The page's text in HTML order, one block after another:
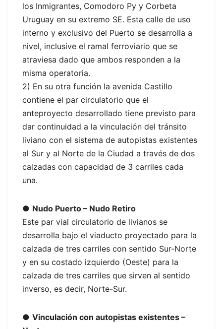
los Inmigrantes, Comodoro Py y Corbeta
Uruguay en su extremo SE. Esta calle de uso
interno y exclusivo del Puerto se desarrolla a
nivel, inclusive el ramal ferroviario que se
atraviesa dado que ambos responden a la
misma operatoria.
2) En su otra función la avenida Castillo
contiene el par circulatorio que el
anteproyecto desarrollado tiene previsto para
dar continuidad a la vinculación del tránsito
liviano con el sistema de autopistas existentes
al Sur y al Norte de la Ciudad a través de dos
calzadas con capacidad de 3 carriles cada
una.
● Nudo Puerto – Nudo Retiro
Este par vial circulatorio de livianos se
desarrolla bajo el viaducto proyectado para la
calzada de tres carriles con sentido Sur-Norte
y en su costado izquierdo (Oeste) para la
calzada de tres carriles que sirven al sentido
inverso, es decir, Norte-Sur.
● Vinculación con autopistas existentes –